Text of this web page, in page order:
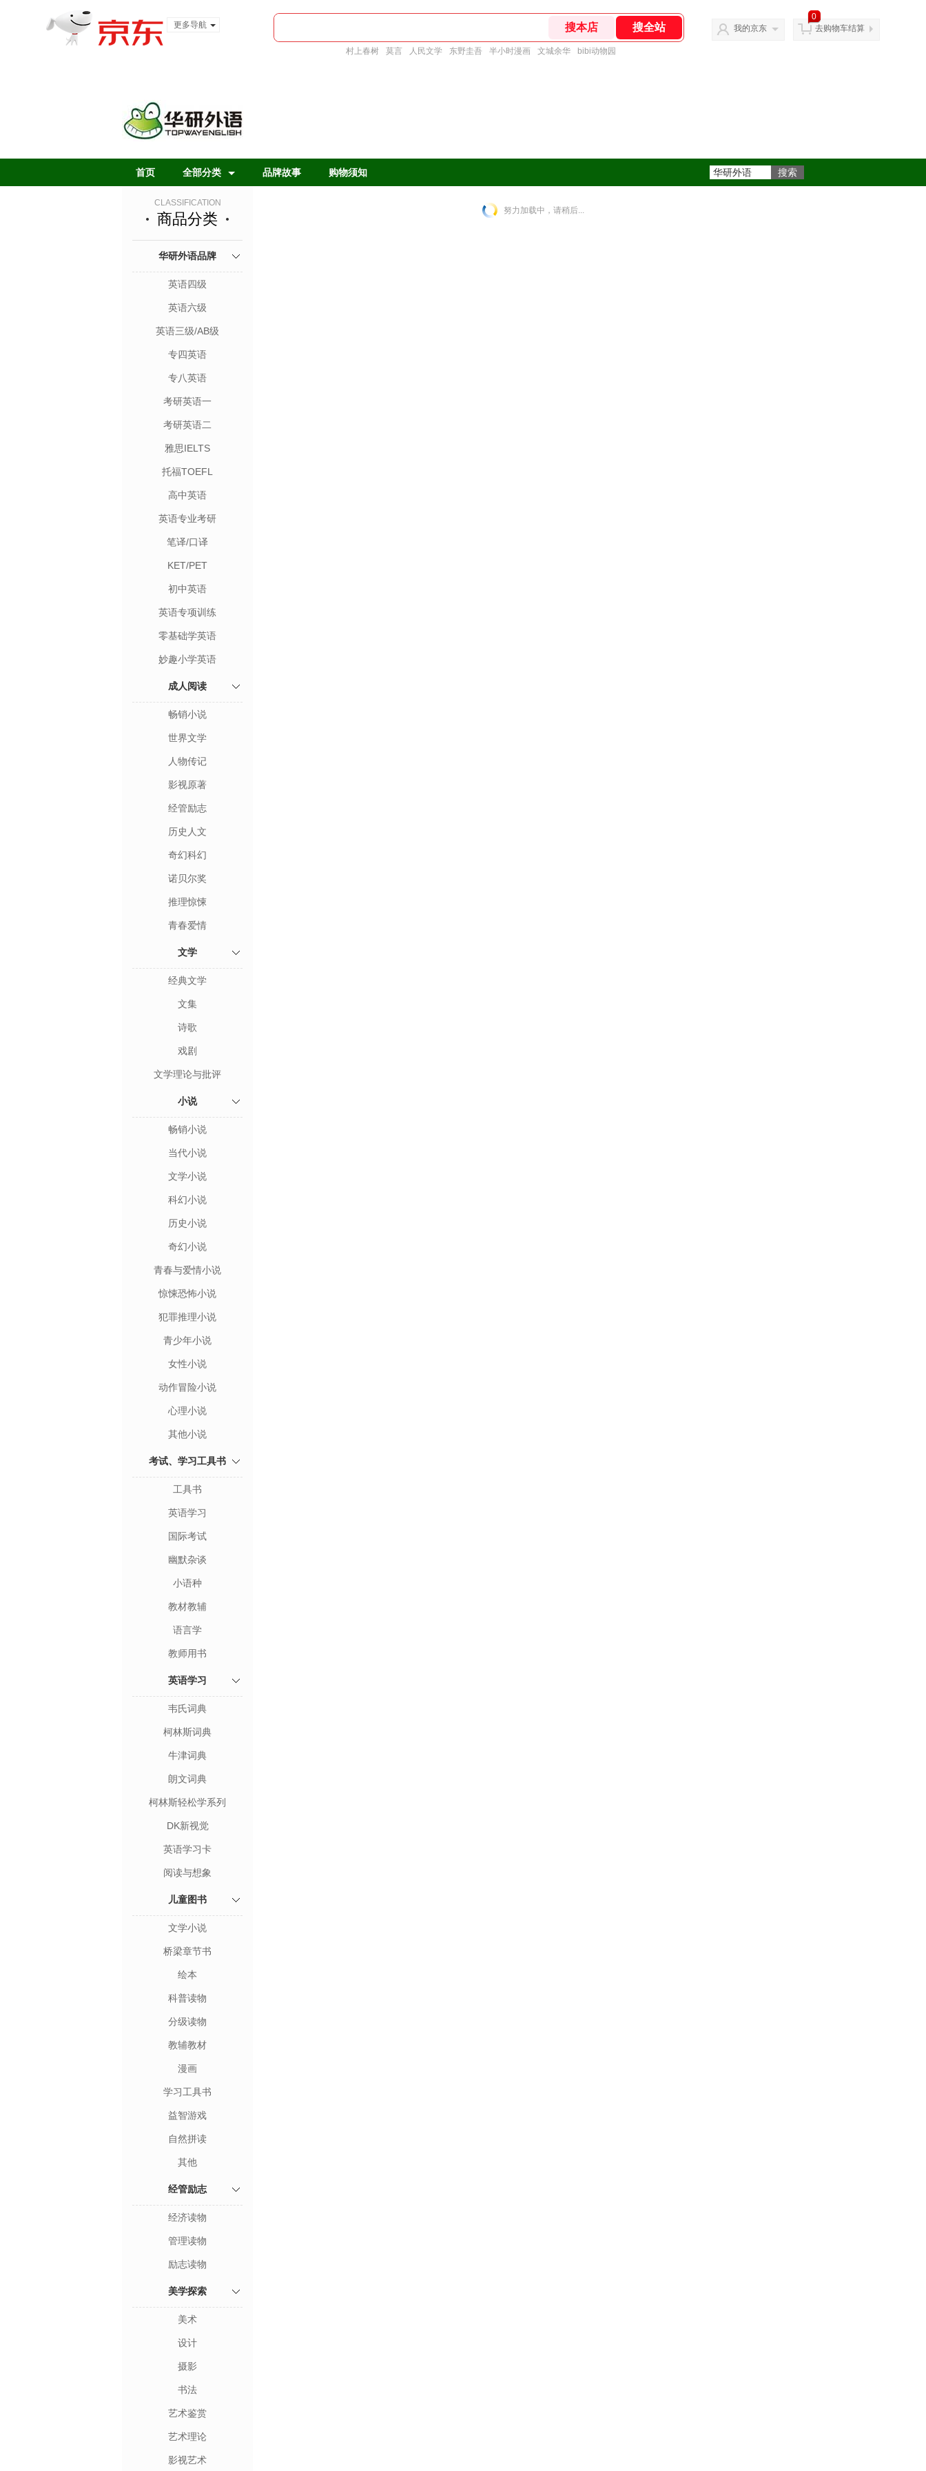
更多导航
村上春树 莫言 人民文学 东野圭吾 半小时漫画 文城余华 bibi动物园
我的京东
0
去购物车结算
首页 全部分类 品牌故事 购物须知
CLASSIFICATION
商品分类
华研外语品牌
英语四级
英语六级
英语三级/AB级
专四英语
专八英语
考研英语一
考研英语二
雅思IELTS
托福TOEFL
高中英语
英语专业考研
笔译/口译
KET/PET
初中英语
英语专项训练
零基础学英语
妙趣小学英语
成人阅读
畅销小说
世界文学
人物传记
影视原著
经管励志
历史人文
奇幻科幻
诺贝尔奖
推理惊悚
青春爱情
文学
经典文学
文集
诗歌
戏剧
文学理论与批评
小说
畅销小说
当代小说
文学小说
科幻小说
历史小说
奇幻小说
青春与爱情小说
惊悚恐怖小说
犯罪推理小说
青少年小说
女性小说
动作冒险小说
心理小说
其他小说
考试、学习工具书
工具书
英语学习
国际考试
幽默杂谈
小语种
教材教辅
语言学
教师用书
英语学习
韦氏词典
柯林斯词典
牛津词典
朗文词典
柯林斯轻松学系列
DK新视觉
英语学习卡
阅读与想象
儿童图书
文学小说
桥梁章节书
绘本
科普读物
分级读物
教辅教材
漫画
学习工具书
益智游戏
自然拼读
其他
经管励志
经济读物
管理读物
励志读物
美学探索
美术
设计
摄影
书法
艺术鉴赏
艺术理论
影视艺术
努力加载中，请稍后...